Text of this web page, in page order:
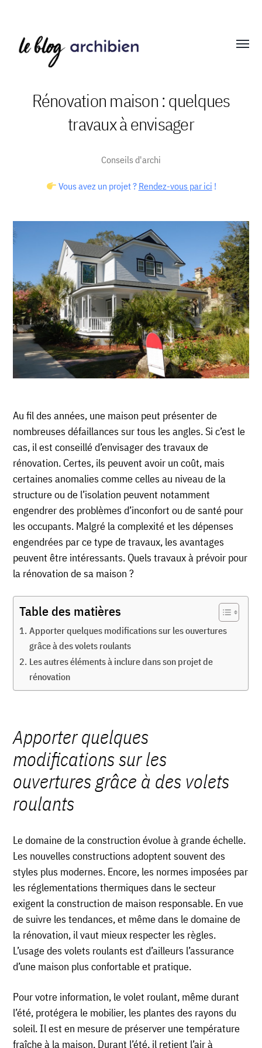
Rénovation maison : quelques
travaux à envisager
Conseils d'archi
Vous avez un projet ? Rendez-vous par ici !
Au fil des années, une maison peut présenter de
nombreuses défaillances sur tous les angles. Si c’est le
cas, il est conseillé d’envisager des travaux de
rénovation. Certes, ils peuvent avoir un coût, mais
certaines anomalies comme celles au niveau de la
structure ou de l’isolation peuvent notamment
engendrer des problèmes d’inconfort ou de santé pour
les occupants. Malgré la complexité et les dépenses
engendrées par ce type de travaux, les avantages
peuvent être intéressants. Quels travaux à prévoir pour
la rénovation de sa maison ?
Table des matières
Apporter quelques modifications sur les ouvertures
grâce à des volets roulants
Les autres éléments à inclure dans son projet de
rénovation
Apporter quelques
modifications sur les
ouvertures grâce à des volets
roulants
Le domaine de la construction évolue à grande échelle.
Les nouvelles constructions adoptent souvent des
styles plus modernes. Encore, les normes imposées par
les réglementations thermiques dans le secteur
exigent la construction de maison responsable. En vue
de suivre les tendances, et même dans le domaine de
la rénovation, il vaut mieux respecter les règles.
L’usage des volets roulants est d’ailleurs l’assurance
d’une maison plus confortable et pratique.
Pour votre information, le volet roulant, même durant
l’été, protégera le mobilier, les plantes des rayons du
soleil. Il est en mesure de préserver une température
fraîche à la maison. Durant l’été, il retient l’air à